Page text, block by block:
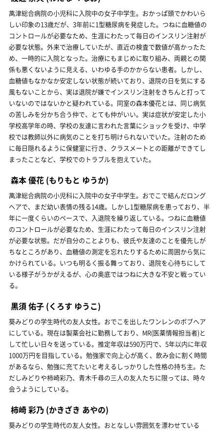
萬津総合病院の小児科に入院中の女子中学生。おかっぱ頭でかわいら
しい印象の13歳だが、3年前に1型糖尿病を発症した。つねに血糖値の
コントロールが必要なため、生涯にわたって毎日のインスリン注射が
必要な状態。外来で治療していたが、直近の検査で数値が高かったた
め、一時的に入院となった。治療にもまじめに取り組み、両親との関
係も悪くないように見える、いわゆる手のかからない患者。しかし、
血糖値もなかなか安定しない状態が続いており、退院の日を気にする
風もないことから、実は退院が嫌でインスリン注射をきちんと打って
いないのではないかと疑われている。同室の森本優花とは、同じ病気
の苦しみを分かち合う仲で、とても仲がいい。実は症状が安定した小
学校高学年の時、学校の友達に言われた言葉にショックを受け、中学
校では教師以外に病気のことを打ち明けられないでいた。注射のため
に毎日隠れるように保健室に行き、クラスメートとの距離ができてし
まったことなど、学校でのトラブルを抱えていた。
森本 優花 (もりもと ゆうか)
萬津総合病院の小児科に入院中の女子中学生。おでこで結んだロング
ヘアで、まだ幼い表情の残る14歳。しかし1型糖尿病を患っており、半
年に一度くらいのペースで、入退院を繰り返している。つねに血糖値
のコントロールが必要なため、生涯にわたって毎日のインスリン注射
が必要な状態。だが自分のことよりも、彼氏や友達のことを優先しが
ちなところがあり、血糖値の測定を忘れたりするために周囲から気に
かけられている。いつも明るく振る舞っており、退院を心待ちにして
いる様子がうかがえるが、心の奥底ではつねに大きな不安と戦ってい
る。
黒須 佑子 (くろす ゆうこ)
葵みどりの学生時代の友人女性。おでこを出したワンレンのボブヘア
にしている。現在は製薬会社に勤務しており、MR(医薬情報担当者)と
して忙しい日々を送っている。推定年収は590万円で、5年以内に年収
1000万円を目指している。勉強家で向上心が高く、飲み会に割く時間
があるなら、勉強に充てたいと考えるしっかりした性格の持ち主。た
だしみどりや柿崎彩乃、青木千尋の三人の友人たちに限っては、時々
会うようにしている。
柿崎 彩乃 (かきざき あやの)
葵みどりの学生時代の友人女性。おとなしい雰囲気を漂わせている